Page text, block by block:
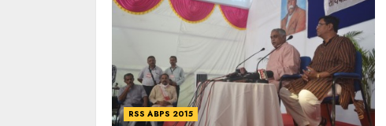
RSS ABPS 2015